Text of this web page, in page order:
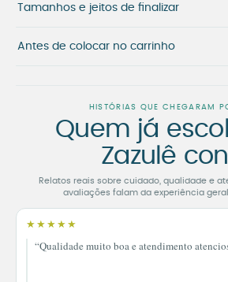
Tamanhos e jeitos de finalizar
Antes de colocar no carrinho
HISTÓRIAS QUE CHEGARAM
Quem já
Zazulê
Relatos reais sobre cuidado, qualidade e
avaliações falam da experiência
★★★★★
“Qualidade muito boa e atendimento